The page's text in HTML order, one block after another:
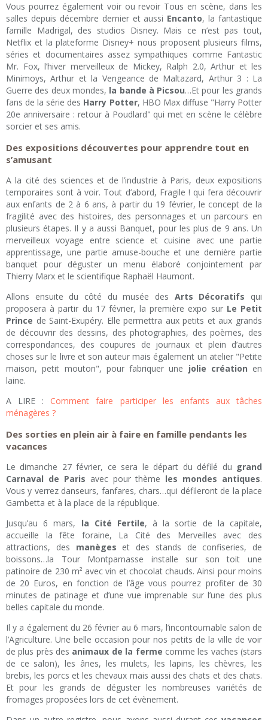
Vous pourrez également voir ou revoir Tous en scène, dans les
salles depuis décembre dernier et aussi Encanto, la fantastique
famille Madrigal, des studios Disney. Mais ce n’est pas tout,
Netflix et la plateforme Disney+ nous proposent plusieurs films,
séries et documentaires assez sympathiques comme Fantastic
Mr. Fox, l’hiver merveilleux de Mickey, Ralph 2.0, Arthur et les
Minimoys, Arthur et la Vengeance de Maltazard, Arthur 3 : La
Guerre des deux mondes, la bande à Picsou…Et pour les grands
fans de la série des Harry Potter, HBO Max diffuse "Harry Potter
20e anniversaire : retour à Poudlard" qui met en scène le célèbre
sorcier et ses amis.
Des expositions découvertes pour apprendre tout en
s’amusant
A la cité des sciences et de l’industrie à Paris, deux expositions
temporaires sont à voir. Tout d’abord, Fragile ! qui fera découvrir
aux enfants de 2 à 6 ans, à partir du 19 février, le concept de la
fragilité avec des histoires, des personnages et un parcours en
plusieurs étapes. Il y a aussi Banquet, pour les plus de 9 ans. Un
merveilleux voyage entre science et cuisine avec une partie
apprentissage, une partie amuse-bouche et une dernière partie
banquet pour déguster un menu élaboré conjointement par
Thierry Marx et le scientifique Raphaël Haumont.
Allons ensuite du côté du musée des Arts Décoratifs qui
proposera à partir du 17 février, la première expo sur Le Petit
Prince de Saint-Exupéry. Elle permettra aux petits et aux grands
de découvrir des dessins, des photographies, des poèmes, des
correspondances, des coupures de journaux et plein d’autres
choses sur le livre et son auteur mais également un atelier "Petite
maison, petit mouton", pour fabriquer une jolie création en
laine.
A LIRE :Comment faire participer les enfants aux tâches
ménagères ?
Des sorties en plein air à faire en famille pendants les
vacances
Le dimanche 27 février, ce sera le départ du défilé du grand
Carnaval de Paris avec pour thème les mondes antiques.
Vous y verrez danseurs, fanfares, chars…qui défileront de la place
Gambetta et à la place de la république.
Jusqu’au 6 mars, la Cité Fertile, à la sortie de la capitale,
accueille la fête foraine, La Cité des Merveilles avec des
attractions, des manèges et des stands de confiseries, de
boissons…la Tour Montparnasse installe sur son toit une
patinoire de 230 m² avec vin et chocolat chauds. Ainsi pour moins
de 20 Euros, en fonction de l’âge vous pourrez profiter de 30
minutes de patinage et d’une vue imprenable sur l’une des plus
belles capitale du monde.
Il y a également du 26 février au 6 mars, l’incontournable salon de
l’Agriculture. Une belle occasion pour nos petits de la ville de voir
de plus près des animaux de la ferme comme les vaches (stars
de ce salon), les ânes, les mulets, les lapins, les chèvres, les
brebis, les porcs et les chevaux mais aussi des chats et des chats.
Et pour les grands de déguster les nombreuses variétés de
fromages proposées lors de cet évènement.